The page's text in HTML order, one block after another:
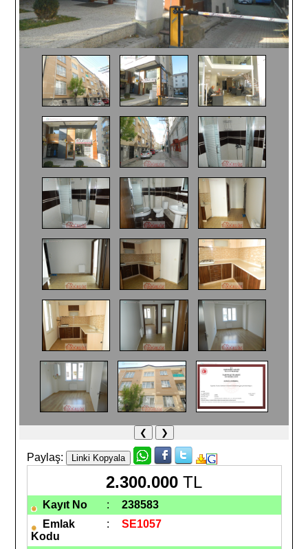
❮ ❯
Paylaş:
2.300.000 TL
Kayıt No :
238583
Emlak
Kodu
: SE1057